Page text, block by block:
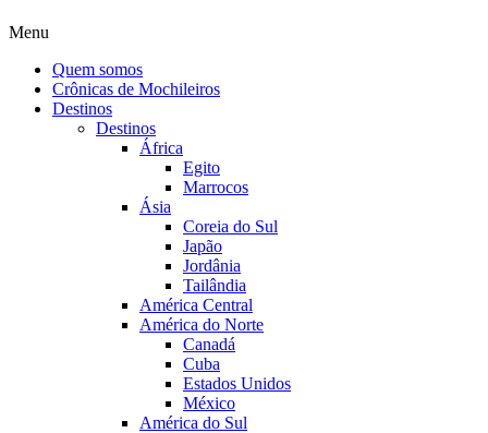
Menu
Quem somos
Crônicas de Mochileiros
Destinos
Destinos
África
Egito
Marrocos
Ásia
Coreia do Sul
Japão
Jordânia
Tailândia
América Central
América do Norte
Canadá
Cuba
Estados Unidos
México
América do Sul